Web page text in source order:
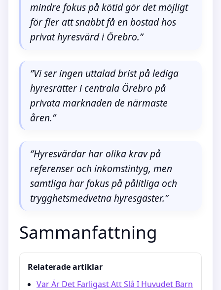
mindre fokus på kötid gör det möjligt
för fler att snabbt få en bostad hos
privat hyresvärd i Örebro.”
”Vi ser ingen uttalad brist på lediga
hyresrätter i centrala Örebro på
privata marknaden de närmaste
åren.”
”Hyresvärdar har olika krav på
referenser och inkomstintyg, men
samtliga har fokus på pålitliga och
trygghetsmedvetna hyresgäster.”
Sammanfattning
Relaterade artiklar
Var Är Det Farligast Att Slå I Huvudet Barn